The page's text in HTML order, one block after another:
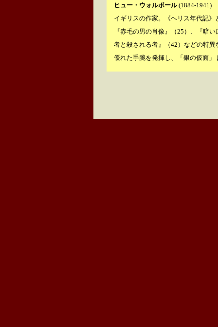
ヒュー・ウォルポール(1884-1941)
イギリスの作家。《ヘリス年代記
『赤毛の男の肖像』（25）、『暗
者と殺される者』（42）などの特
優れた手腕を発揮し、「銀の仮面